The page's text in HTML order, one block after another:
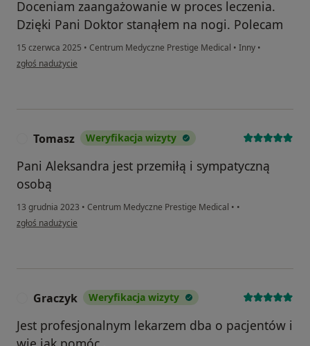
Doceniam zaangażowanie w proces leczenia.
Dzięki Pani Doktor stanąłem na nogi. Polecam
15 czerwca 2025 • Centrum Medyczne Prestige Medical • Inny •
w opinii użytkownika Zbigniew
zgłoś nadużycie
Tomasz Weryfikacja wizyty
Pani Aleksandra jest przemiłą i sympatyczną
osobą
13 grudnia 2023 • Centrum Medyczne Prestige Medical • •
w opinii użytkownika Tomasz
zgłoś nadużycie
Graczyk Weryfikacja wizyty
Jest profesjonalnym lekarzem dba o pacjentów i